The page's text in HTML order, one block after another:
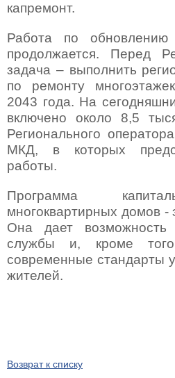
капремонт.
Работа по
продолжается. Перед
задача – выполнить
по ремонту
2043 года. На
включено около 8,5
Регионального
МКД, в которых
работы.
Программа
многоквартирных домов -
Она дает
службы и, кроме
современные стандарты
жителей.
Возврат к списку